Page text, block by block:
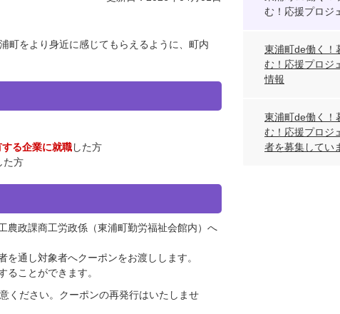
町をより身近に感じてもらえるように、町内
る企業に就職した方
た方
農政課商工労政係（東浦町勤労福祉会館内）へ
通し対象者へクーポンをお渡しします。
ことができます。
ください。クーポンの再発行はいたしませ
む！応援プロジ
東浦町de働く！
む！応援プロジ
情報
東浦町de働く！
む！応援プロジ
者を募集してい